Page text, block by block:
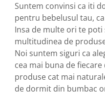
Suntem convinsi ca iti
pentru bebelusul tau,
Insa de multe ori te
multitudinea de
Noi suntem siguri ca
cea mai buna de
produse cat mai
de dormit din bumbac